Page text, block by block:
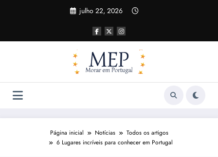
julho 22, 2026
Página inicial Notícias
Todos os artigos
6 Lugares incríveis para conhecer em Portugal